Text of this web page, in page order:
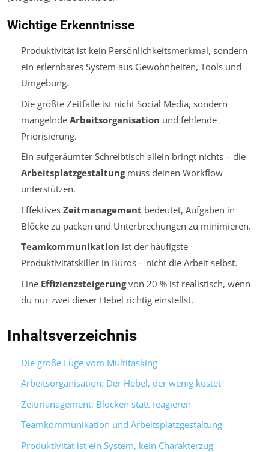
Wichtige Erkenntnisse
Produktivität ist kein Persönlichkeitsmerkmal, sondern
ein erlernbares System aus Gewohnheiten, Tools und
Umgebung.
Die größte Zeitfalle ist nicht Social Media, sondern
mangelnde Arbeitsorganisation und fehlende
Priorisierung.
Ein aufgeräumter Schreibtisch allein bringt nichts – die
Arbeitsplatzgestaltungmuss deinen Workflow
unterstützen.
Effektives Zeitmanagement bedeutet, Aufgaben in
Blöcke zu packen und Unterbrechungen zu minimieren.
Teamkommunikation ist der häufigste
Produktivitätskiller in Büros – nicht die Arbeit selbst.
Eine Effizienzsteigerungvon 20 % ist realistisch, wenn
du nur zwei dieser Hebel richtig einstellst.
Inhaltsverzeichnis
Die große Lüge vom Multitasking
Arbeitsorganisation: Der Hebel, der wenig kostet
Zeitmanagement: Blocken statt reagieren
Teamkommunikation und Arbeitsplatzgestaltung
Produktivität ist ein System, kein Charakterzug